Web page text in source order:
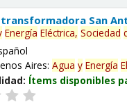
San
Energía Eléctrica, Sociedad
Aires:Agua y Energía
Ítems disponibles